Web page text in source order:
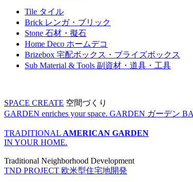
Tile タイル
Brick レンガ・ブリック
Stone 石材・擬石
Home Deco ホームデコ
Brizebox 宅配ボックス・ブライズボックス
Sub Material & Tools 副資材・道具・工具
SPACE CREATE 空間づくり
GARDEN enriches your space. GARDEN ガーデン
TRADITIONAL AMERICAN GARDEN
IN YOUR HOME.
Traditional Neighborhood Development
TND PROJECT 欧米型住宅地開発